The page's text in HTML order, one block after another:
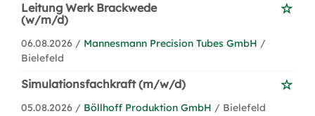
Leitung Werk Brackwede
(w/m/d)
06.08.2026 / Mannesmann Precision Tubes GmbH /
Bielefeld
Simulationsfachkraft (m/w/d)
05.08.2026 / Böllhoff Produktion GmbH / Bielefeld